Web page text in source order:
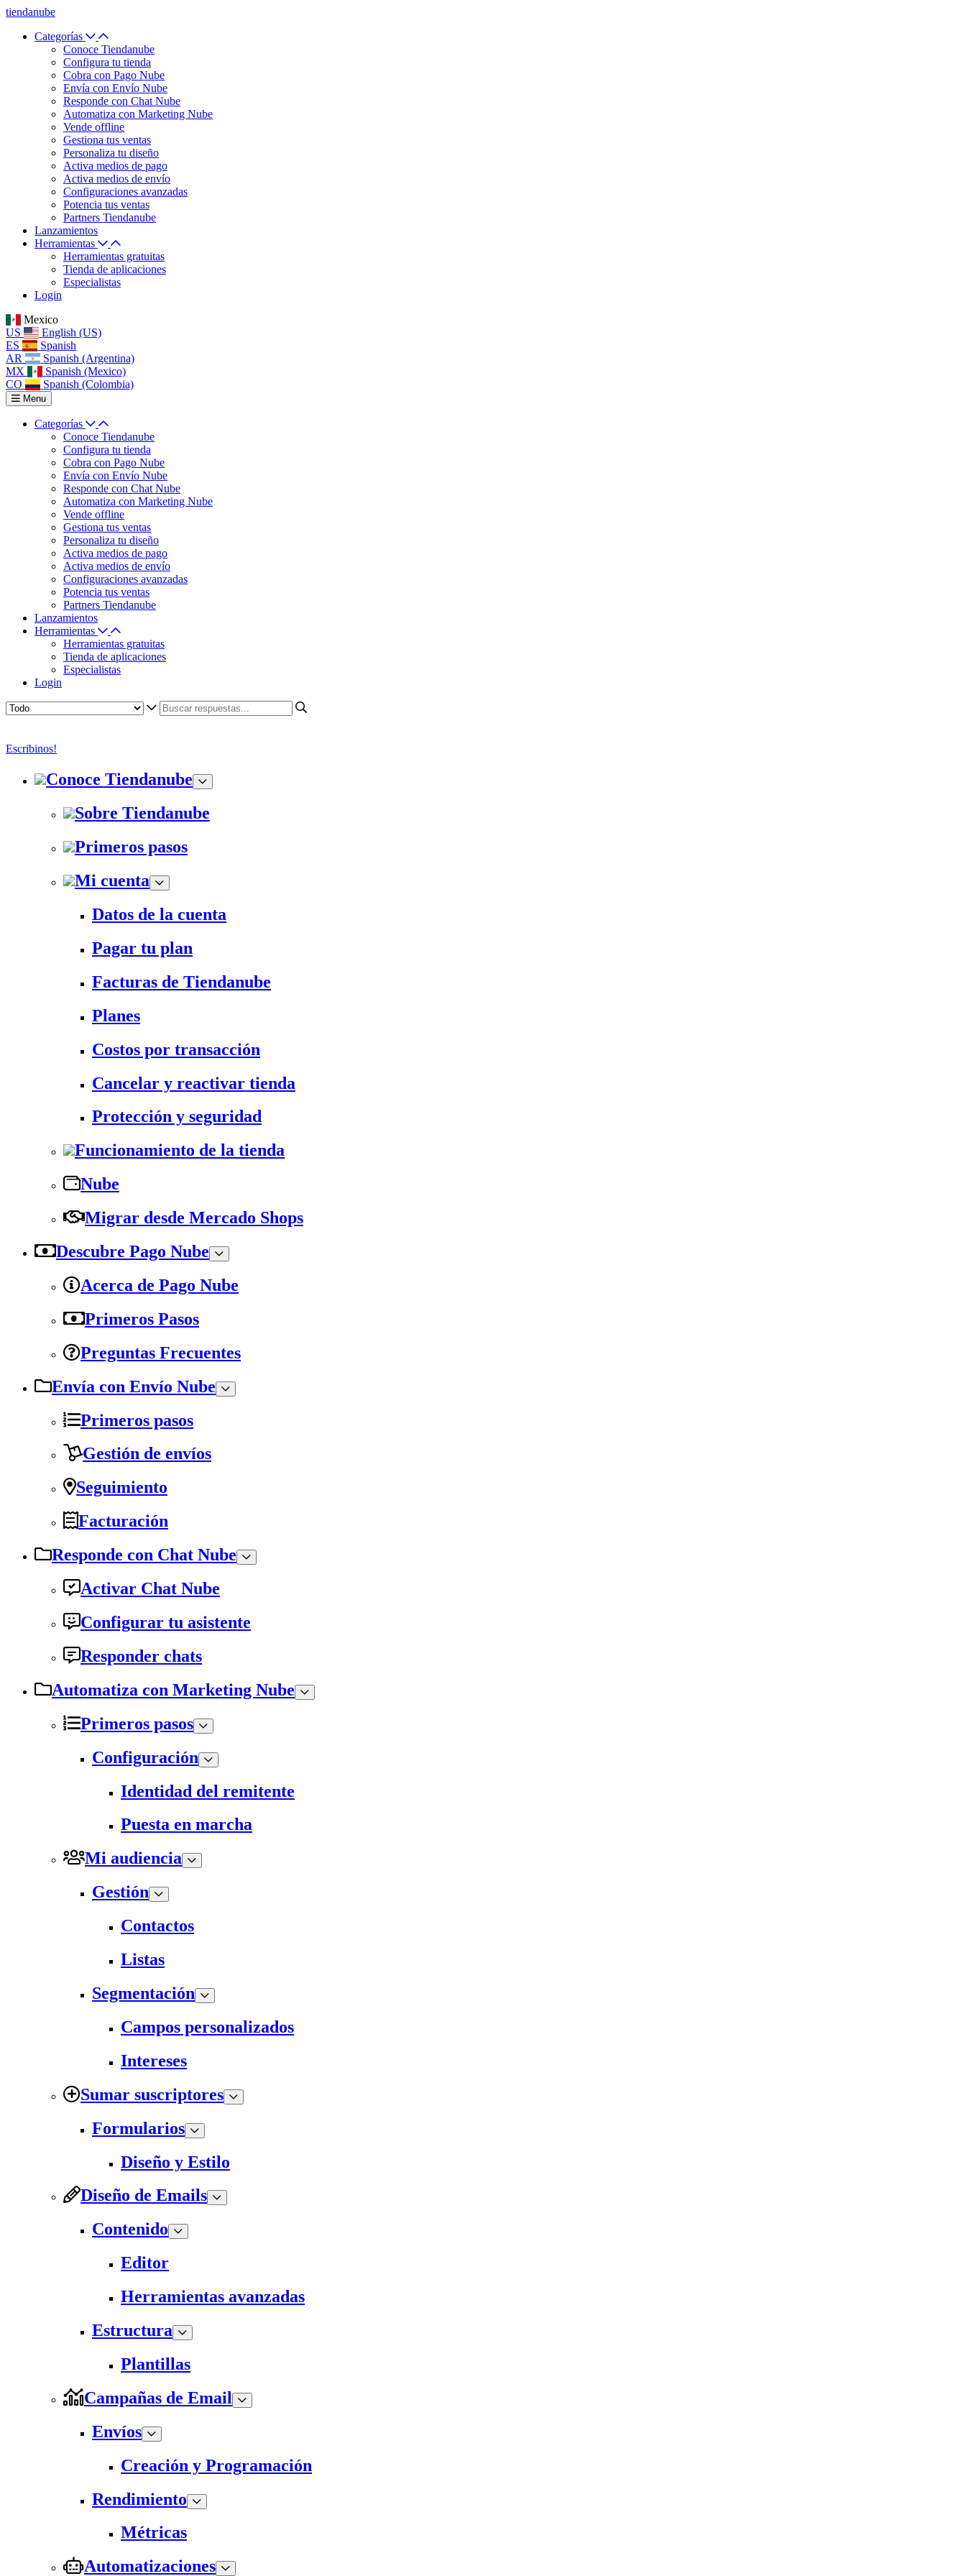
tiendanube
Categorías
Conoce Tiendanube
Configura tu tienda
Cobra con Pago Nube
Envía con Envío Nube
Responde con Chat Nube
Automatiza con Marketing Nube
Vende offline
Gestiona tus ventas
Personaliza tu diseño
Activa medios de pago
Activa medios de envío
Configuraciones avanzadas
Potencia tus ventas
Partners Tiendanube
Lanzamientos
Herramientas
Herramientas gratuitas
Tienda de aplicaciones
Especialistas
Login
Mexico
US
English (US)
ES
Spanish
AR
Spanish (Argentina)
MX
Spanish (Mexico)
CO
Spanish (Colombia)
Menu
Categorías
Conoce Tiendanube
Configura tu tienda
Cobra con Pago Nube
Envía con Envío Nube
Responde con Chat Nube
Automatiza con Marketing Nube
Vende offline
Gestiona tus ventas
Personaliza tu diseño
Activa medios de pago
Activa medios de envío
Configuraciones avanzadas
Potencia tus ventas
Partners Tiendanube
Lanzamientos
Herramientas
Herramientas gratuitas
Tienda de aplicaciones
Especialistas
Login
Escribinos!
Conoce Tiendanube
Sobre Tiendanube
Primeros pasos
Mi cuenta
Datos de la cuenta
Pagar tu plan
Facturas de Tiendanube
Planes
Costos por transacción
Cancelar y reactivar tienda
Protección y seguridad
Funcionamiento de la tienda
Nube
Migrar desde Mercado Shops
Descubre Pago Nube
Acerca de Pago Nube
Primeros Pasos
Preguntas Frecuentes
Envía con Envío Nube
Primeros pasos
Gestión de envíos
Seguimiento
Facturación
Responde con Chat Nube
Activar Chat Nube
Configurar tu asistente
Responder chats
Automatiza con Marketing Nube
Primeros pasos
Configuración
Identidad del remitente
Puesta en marcha
Mi audiencia
Gestión
Contactos
Listas
Segmentación
Campos personalizados
Intereses
Sumar suscriptores
Formularios
Diseño y Estilo
Diseño de Emails
Contenido
Editor
Herramientas avanzadas
Estructura
Plantillas
Campañas de Email
Envíos
Creación y Programación
Rendimiento
Métricas
Automatizaciones